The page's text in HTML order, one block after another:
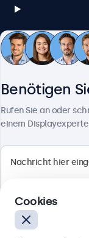
Berliner
Benötigen
Rufen Sie an oder
einem
Cookies